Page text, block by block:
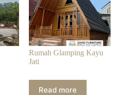
Rumah Glamping Kayu
Jati
Read more